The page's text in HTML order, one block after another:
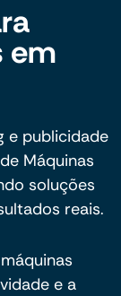
em
e publicidade
Máquinas
soluções
reais.
e a